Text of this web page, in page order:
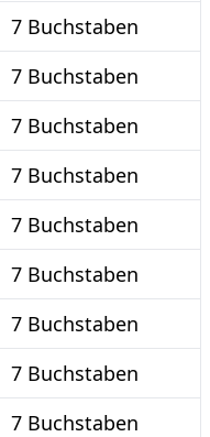
7 Buchstaben
7 Buchstaben
7 Buchstaben
7 Buchstaben
7 Buchstaben
7 Buchstaben
7 Buchstaben
7 Buchstaben
7 Buchstaben